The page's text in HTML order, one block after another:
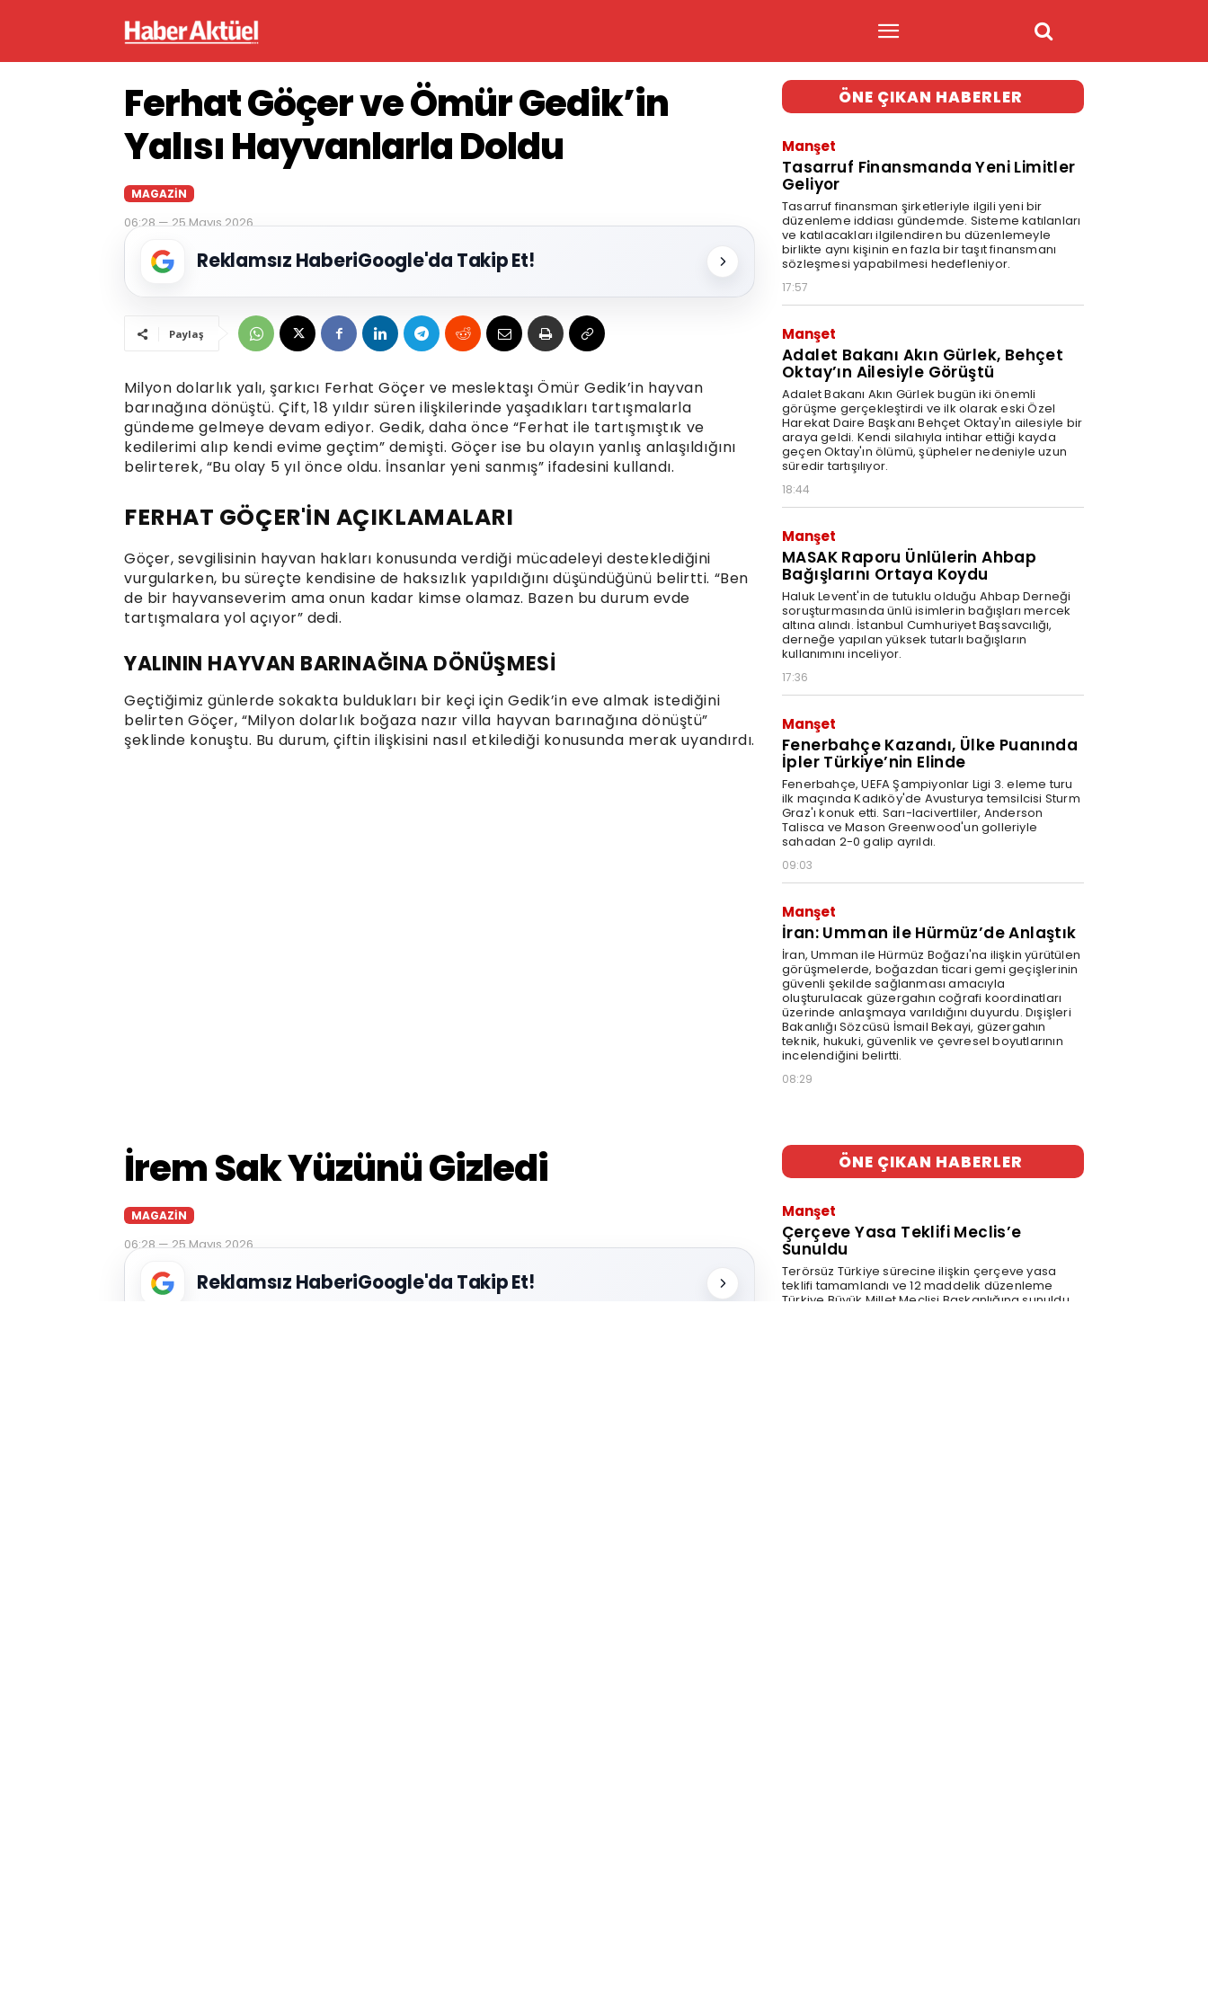
Ferhat Göçer ve Ömür Gedik’in
Yalısı Hayvanlarla Doldu
MAGAZIN
06:28 — 25 Mayıs 2026
Reklamsız HaberiGoogle'da Takip Et!
Paylaş
Milyon dolarlık yalı, şarkıcı Ferhat Göçer ve meslektaşı Ömür Gedik’in hayvan
barınağına dönüştü. Çift, 18 yıldır süren ilişkilerinde yaşadıkları tartışmalarla
gündeme gelmeye devam ediyor. Gedik, daha önce “Ferhat ile tartışmıştık ve
kedilerimi alıp kendi evime geçtim” demişti. Göçer ise bu olayın yanlış anlaşıldığını
belirterek, “Bu olay 5 yıl önce oldu. İnsanlar yeni sanmış” ifadesini kullandı.
FERHAT GÖÇER'İN AÇIKLAMALARI
Göçer, sevgilisinin hayvan hakları konusunda verdiği mücadeleyi desteklediğini
vurgularken, bu süreçte kendisine de haksızlık yapıldığını düşündüğünü belirtti. “Ben
de bir hayvanseverim ama onun kadar kimse olamaz. Bazen bu durum evde
tartışmalara yol açıyor” dedi.
YALININ HAYVAN BARINAĞINA DÖNÜŞMESİ
Geçtiğimiz günlerde sokakta buldukları bir keçi için Gedik’in eve almak istediğini
belirten Göçer, “Milyon dolarlık boğaza nazır villa hayvan barınağına dönüştü”
şeklinde konuştu. Bu durum, çiftin ilişkisini nasıl etkilediği konusunda merak uyandırdı.
ÖNE ÇIKAN HABERLER
Manşet
Tasarruf Finansmanda Yeni Limitler
Geliyor
Tasarruf finansman şirketleriyle ilgili yeni bir
düzenleme iddiası gündemde. Sisteme katılanları
ve katılacakları ilgilendiren bu düzenlemeyle
birlikte aynı kişinin en fazla bir taşıt finansmanı
sözleşmesi yapabilmesi hedefleniyor.
17:57
Manşet
Adalet Bakanı Akın Gürlek, Behçet
Oktay’ın Ailesiyle Görüştü
Adalet Bakanı Akın Gürlek bugün iki önemli
görüşme gerçekleştirdi ve ilk olarak eski Özel
Harekat Daire Başkanı Behçet Oktay'ın ailesiyle bir
araya geldi. Kendi silahıyla intihar ettiği kayda
geçen Oktay'ın ölümü, şüpheler nedeniyle uzun
süredir tartışılıyor.
18:44
Manşet
MASAK Raporu Ünlülerin Ahbap
Bağışlarını Ortaya Koydu
Haluk Levent'in de tutuklu olduğu Ahbap Derneği
soruşturmasında ünlü isimlerin bağışları mercek
altına alındı. İstanbul Cumhuriyet Başsavcılığı,
derneğe yapılan yüksek tutarlı bağışların
kullanımını inceliyor.
17:36
Manşet
Fenerbahçe Kazandı, Ülke Puanında
İpler Türkiye’nin Elinde
Fenerbahçe, UEFA Şampiyonlar Ligi 3. eleme turu
ilk maçında Kadıköy'de Avusturya temsilcisi Sturm
Graz'ı konuk etti. Sarı-lacivertliler, Anderson
Talisca ve Mason Greenwood'un golleriyle
sahadan 2-0 galip ayrıldı.
09:03
Manşet
İran: Umman ile Hürmüz’de Anlaştık
İran, Umman ile Hürmüz Boğazı'na ilişkin yürütülen
görüşmelerde, boğazdan ticari gemi geçişlerinin
güvenli şekilde sağlanması amacıyla
oluşturulacak güzergahın coğrafi koordinatları
üzerinde anlaşmaya varıldığını duyurdu. Dışişleri
Bakanlığı Sözcüsü İsmail Bekayi, güzergahın
teknik, hukuki, güvenlik ve çevresel boyutlarının
incelendiğini belirtti.
08:29